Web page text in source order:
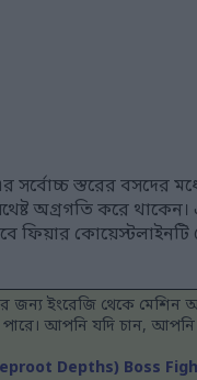
সর্বোচ্চ স্তরের বসদের
অগ্রগতি করে
ফিয়ার
জন্য ইংরেজি থেকে মেশিন
আপনি যদি চান, আপনি
Depths) Boss